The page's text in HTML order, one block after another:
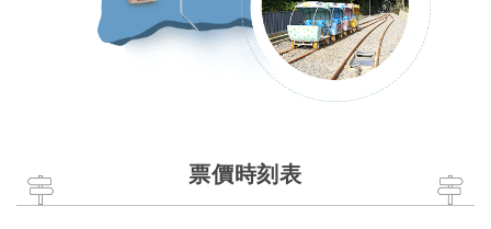
票價時刻表